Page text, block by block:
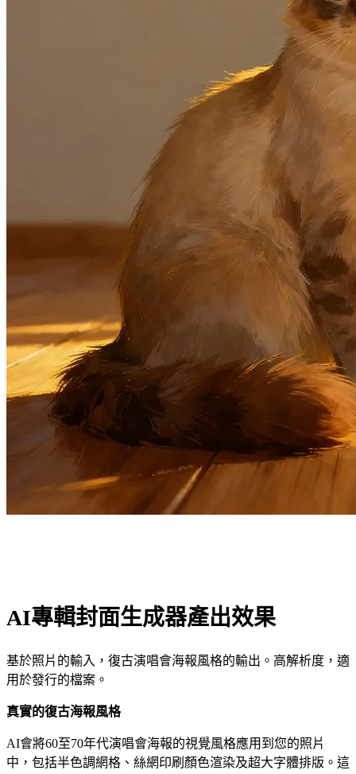
AI專輯封面生成器產出效果
基於照片的輸入，復古演唱會海報風格的輸出。高解析度，適
用於發行的檔案。
真實的復古海報風格
AI會將60至70年代演唱會海報的視覺風格應用到您的照片
中，包括半色調網格、絲網印刷顏色渲染及超大字體排版。這